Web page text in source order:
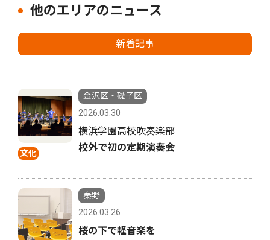
他のエリアのニュース
新着記事
文化
金沢区・磯子区
2026.03.30
横浜学園高校吹奏楽部
校外で初の定期演奏会
秦野
2026.03.26
桜の下で軽音楽を